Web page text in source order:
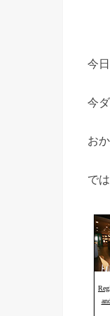
今
今
お
で